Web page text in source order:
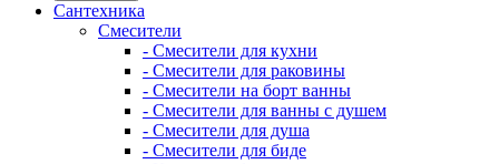
Сантехника
Смесители
- Смесители для кухни
- Смесители для раковины
- Смесители на борт ванны
- Смесители для ванны с душем
- Смесители для душа
- Смесители для биде